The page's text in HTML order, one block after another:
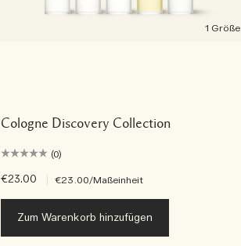
1 Größe
Cologne Discovery Collection
(0)
€23.00 €23.00/Maßeinheit
Zum Warenkorb hinzufügen